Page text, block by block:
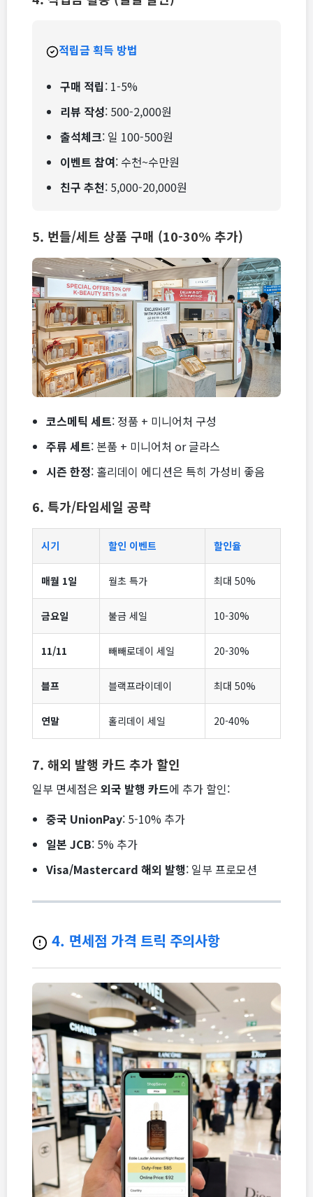
적립금 획득 방법
구매 적립: 1-5%
리뷰 작성: 500-2,000원
출석체크: 일 100-500원
이벤트 참여: 수천~수만원
친구 추천: 5,000-20,000원
5. 번들/세트 상품 구매 (10-30% 추가)
코스메틱 세트: 정품 + 미니어처 구성
주류 세트: 본품 + 미니어처 or 글라스
시즌 한정: 홀리데이 에디션은 특히 가성비 좋음
6. 특가/타임세일 공략
시기 할인 이벤트 할인율
매월 1일 월초 특가 최대 50%
금요일 불금 세일 10-30%
11/11 빼빼로데이 세일 20-30%
블프 블랙프라이데이 최대 50%
연말 홀리데이 세일 20-40%
7. 해외 발행 카드 추가 할인
일부 면세점은 외국 발행 카드에 추가 할인:
중국 UnionPay: 5-10% 추가
일본 JCB: 5% 추가
Visa/Mastercard 해외 발행: 일부 프로모션
4. 면세점 가격 트릭 주의사항